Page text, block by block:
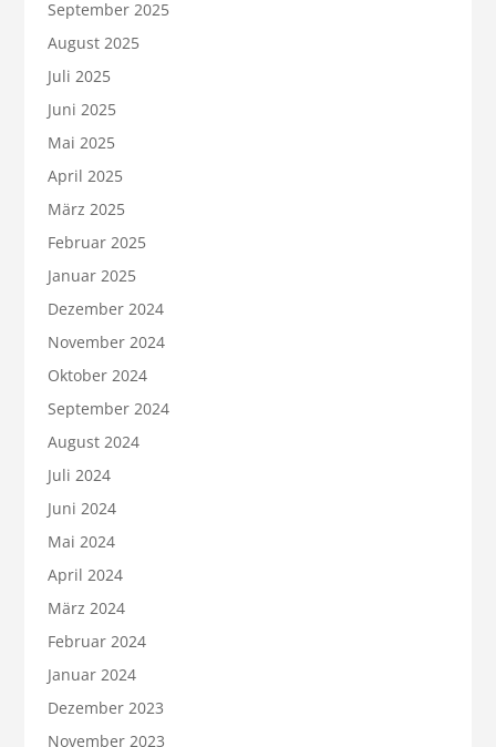
September 2025
August 2025
Juli 2025
Juni 2025
Mai 2025
April 2025
März 2025
Februar 2025
Januar 2025
Dezember 2024
November 2024
Oktober 2024
September 2024
August 2024
Juli 2024
Juni 2024
Mai 2024
April 2024
März 2024
Februar 2024
Januar 2024
Dezember 2023
November 2023